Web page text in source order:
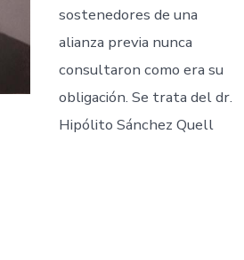
sostenedores de una
alianza previa nunca
consultaron como era su
obligación. Se trata del dr.
Hipólito Sánchez Quell